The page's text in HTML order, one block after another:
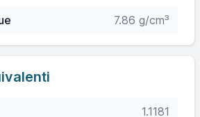
7.86 g/cm³
1.1181